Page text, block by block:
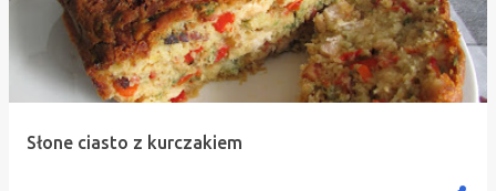
Słone ciasto z kurczakiem